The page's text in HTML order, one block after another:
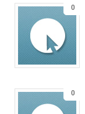
0
0